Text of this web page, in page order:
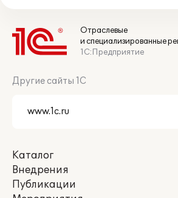
Отраслевые
и специализированные
1С:Предприятие
Другие сайты 1С
Каталог
Внедрения
Публикации